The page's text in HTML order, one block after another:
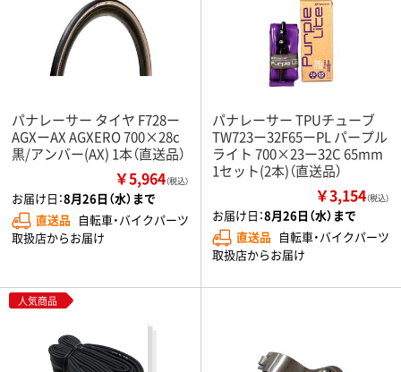
パナレーサー タイヤ F728ー
AGXーAX AGXERO 700×28c
黒/アンバー(AX) 1本（直送品）
￥5,964（税込）
お届け日：8月26日（水）まで
直送品 自転車・バイクパーツ
取扱店からお届け
パナレーサー TPUチューブ
TW723ー32F65ーPL パープル
ライト 700×23ー32C 65mm
1セット(2本)（直送品）
￥3,154（税込）
お届け日：8月26日（水）まで
直送品 自転車・バイクパーツ
取扱店からお届け
人気商品